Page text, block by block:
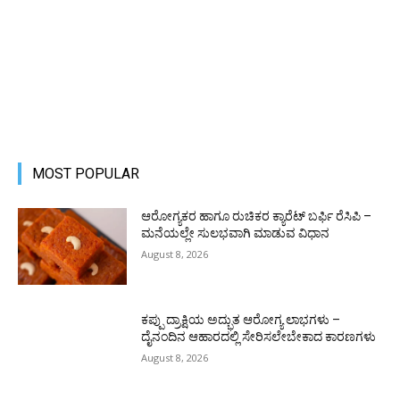
MOST POPULAR
ಆರೋಗ್ಯಕರ ಹಾಗೂ ರುಚಿಕರ ಕ್ಯಾರೆಟ್ ಬರ್ಫಿ ರೆಸಿಪಿ –
ಮನೆಯಲ್ಲೇ ಸುಲಭವಾಗಿ ಮಾಡುವ ವಿಧಾನ
August 8, 2026
ಕಪ್ಪು ದ್ರಾಕ್ಷಿಯ ಅದ್ಭುತ ಆರೋಗ್ಯ ಲಾಭಗಳು –
ದೈನಂದಿನ ಆಹಾರದಲ್ಲಿ ಸೇರಿಸಲೇಬೇಕಾದ ಕಾರಣಗಳು
August 8, 2026